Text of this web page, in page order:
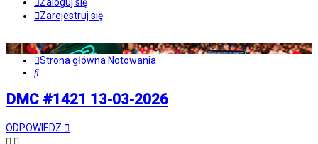
Zarejestruj się
Strona główna Notowania
Szukaj
DMC #1421 13-03-2026
ODPOWIEDZ